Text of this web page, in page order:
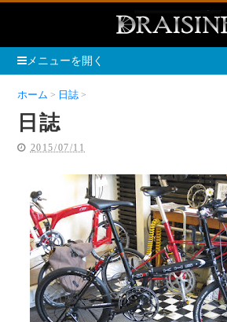
メニューを開く
ホーム 日誌
日誌
2015/07/11